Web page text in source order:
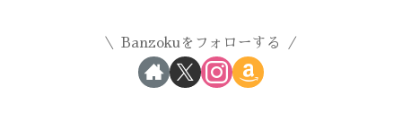
Banzokuをフォローする